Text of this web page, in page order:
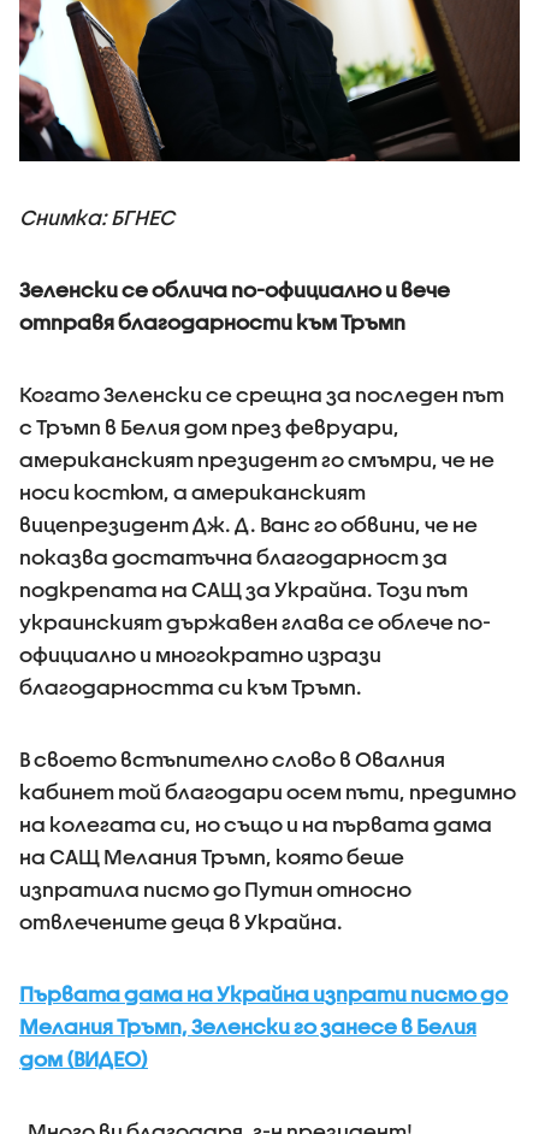
Снимка: БГНЕС
Зеленски се облича по-официално и вече
отправя благодарности към Тръмп
Когато Зеленски се срещна за последен път
с Тръмп в Белия дом през февруари,
американският президент го смъмри, че не
носи костюм, а американският
вицепрезидент Дж. Д. Ванс го обвини, че не
показва достатъчна благодарност за
подкрепата на САЩ за Украйна. Този път
украинският държавен глава се облече по-
официално и многократно изрази
благодарността си към Тръмп.
В своето встъпително слово в Овалния
кабинет той благодари осем пъти, предимно
на колегата си, но също и на първата дама
на САЩ Мелания Тръмп, която беше
изпратила писмо до Путин относно
отвлечените деца в Украйна.
Първата дама на Украйна изпрати писмо до
Мелания Тръмп, Зеленски го занесе в Белия
дом (ВИДЕО)